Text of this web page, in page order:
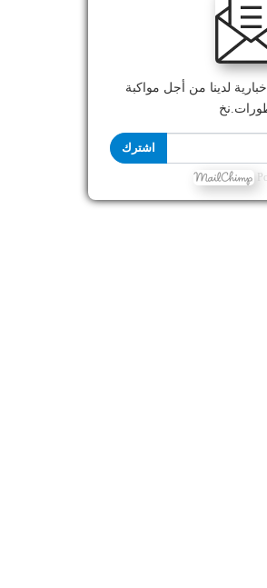
لدينا من أجل مواكبة
اشترك